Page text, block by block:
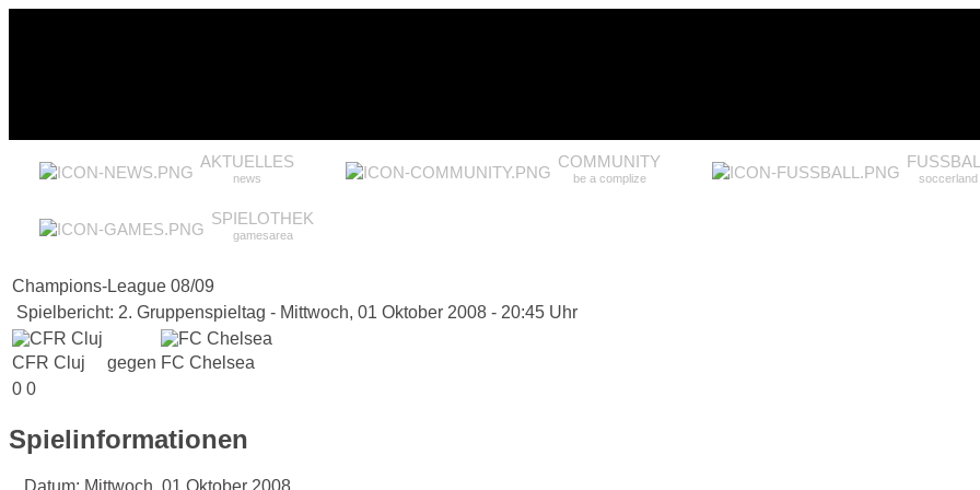
AKTUELLES
news
COMMUNITY
be a complize soccerland
SPIELOTHEK
gamesarea
Champions-League 08/09
Spielbericht: 2. Gruppenspieltag - Mittwoch, 01 Oktober 2008 - 20:45 Uhr
CFR Cluj gegen FC Chelsea
0 0
Spielinformationen
Datum: Mittwoch, 01 Oktober 2008